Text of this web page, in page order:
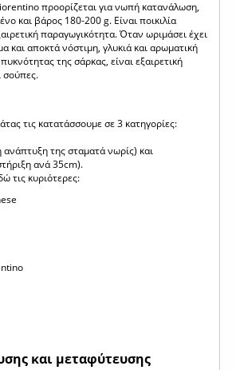
προορίζεται για νωπή κατανάλωση,
και βάρος 180-200 g. Είναι ποικιλία
παραγωγικότητα. Όταν ωριμάσει έχει
και αποκτά νόστιμη, γλυκιά και αρωματική
της σάρκας, είναι εξαιρετική
σούπες.
τις κατατάσσουμε σε 3 κατηγορίες:
της σταματά νωρίς) και
ανά 35cm).
τις κυριότερες:
και μεταφύτευσης